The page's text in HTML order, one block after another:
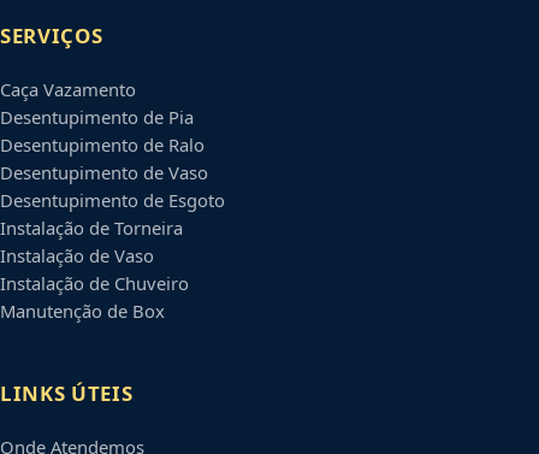
SERVIÇOS
Caça Vazamento
Desentupimento de Pia
Desentupimento de Ralo
Desentupimento de Vaso
Desentupimento de Esgoto
Instalação de Torneira
Instalação de Vaso
Instalação de Chuveiro
Manutenção de Box
LINKS ÚTEIS
Onde Atendemos